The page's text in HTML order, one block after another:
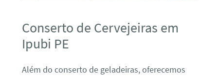
Conserto de Cervejeiras em
Ipubi PE
Além do conserto de geladeiras, oferecemos